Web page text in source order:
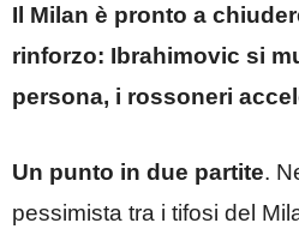
Il Milan è pronto a
rinforzo: Ibrahimovic si
persona, i rossoneri
Un punto in due partite.
pessimista tra i tifosi del